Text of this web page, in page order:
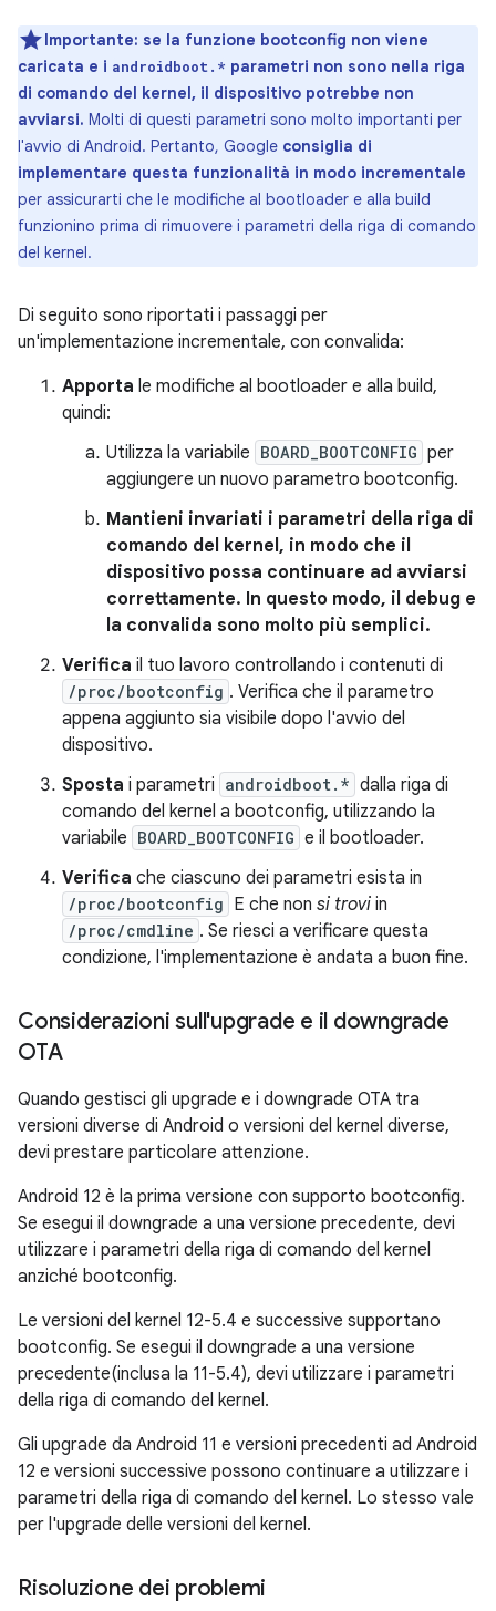
Importante: se la funzione bootconfig non viene
caricata e i androidboot.* parametri non sono nella riga
di comando del kernel, il dispositivo potrebbe non
avviarsi. Molti di questi parametri sono molto importanti per
l'avvio di Android. Pertanto, Google consiglia di
implementare questa funzionalità in modo incrementale
per assicurarti che le modifiche al bootloader e alla build
funzionino prima di rimuovere i parametri della riga di comando
del kernel.
Di seguito sono riportati i passaggi per
un'implementazione incrementale, con convalida:
Apporta le modifiche al bootloader e alla build,
quindi:
Utilizza la variabile BOARD_BOOTCONFIG per
aggiungere un nuovo parametro bootconfig.
Mantieni invariati i parametri della riga di
comando del kernel, in modo che il
dispositivo possa continuare ad avviarsi
correttamente. In questo modo, il debug e
la convalida sono molto più semplici.
Verifica il tuo lavoro controllando i contenuti di
/proc/bootconfig . Verifica che il parametro
appena aggiunto sia visibile dopo l'avvio del
dispositivo.
Sposta i parametri androidboot.* dalla riga di
comando del kernel a bootconfig, utilizzando la
variabile BOARD_BOOTCONFIG e il bootloader.
Verifica che ciascuno dei parametri esista in
/proc/bootconfig E che non si trovi in
/proc/cmdline . Se riesci a verificare questa
condizione, l'implementazione è andata a buon fine.
Considerazioni sull'upgrade e il downgrade
OTA
Quando gestisci gli upgrade e i downgrade OTA tra
versioni diverse di Android o versioni del kernel diverse,
devi prestare particolare attenzione.
Android 12 è la prima versione con supporto bootconfig.
Se esegui il downgrade a una versione precedente, devi
utilizzare i parametri della riga di comando del kernel
anziché bootconfig.
Le versioni del kernel 12-5.4 e successive supportano
bootconfig. Se esegui il downgrade a una versione
precedente(inclusa la 11-5.4), devi utilizzare i parametri
della riga di comando del kernel.
Gli upgrade da Android 11 e versioni precedenti ad Android
12 e versioni successive possono continuare a utilizzare i
parametri della riga di comando del kernel. Lo stesso vale
per l'upgrade delle versioni del kernel.
Risoluzione dei problemi